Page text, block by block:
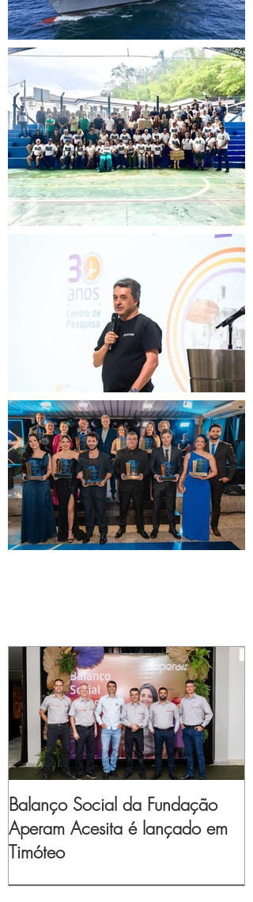
Balanço Social da Fundação
Aperam Acesita é lançado em
Timóteo